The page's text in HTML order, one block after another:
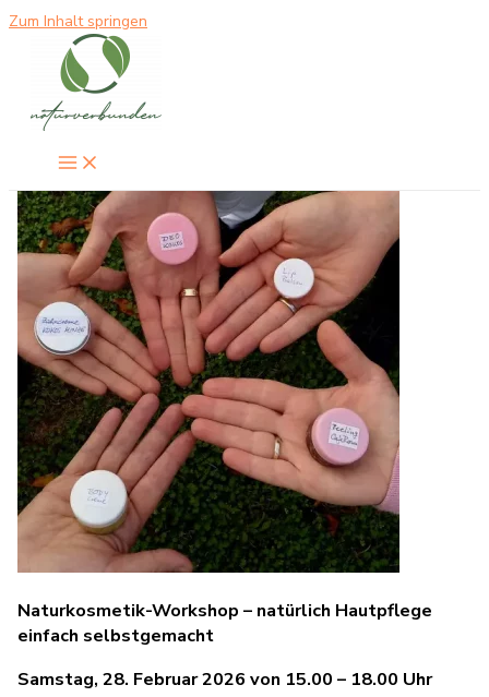
Zum Inhalt springen
Naturkosmetik-Workshop – natürlich Hautpflege
einfach selbstgemacht
Samstag, 28. Februar 2026 von 15.00 – 18.00 Uhr